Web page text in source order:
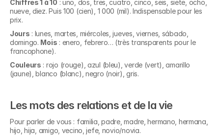
Chiffres 1 à 10 : uno, dos, tres, cuatro, cinco, seis, siete, ocho,
nueve, diez. Puis 100 (cien), 1 000 (mil). Indispensable pour les
prix.
Jours : lunes, martes, miércoles, jueves, viernes, sábado,
domingo. Mois : enero, febrero… (très transparents pour le
francophone).
Couleurs : rojo (rouge), azul (bleu), verde (vert), amarillo
(jaune), blanco (blanc), negro (noir), gris.
Les mots des relations et de la vie
Pour parler de vous : familia, padre, madre, hermano, hermana,
hijo, hija, amigo, vecino, jefe, novio/novia.